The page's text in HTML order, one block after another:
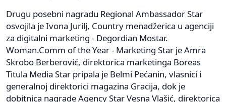
Drugu posebni nagradu Regional Ambassador Star
osvojila je Ivona Jurilj, Country menadžerica u agenciji
za digitalni marketing - Degordian Mostar.
Woman.Comm of the Year - Marketing Star je Amra
Skrobo Berberović, direktorica marketinga Boreas
Titula Media Star pripala je Belmi Pećanin, vlasnici i
generalnoj direktorici magazina Gracija, dok je
dobitnica nagrade Agency Star Vesna Vlašić, direktorica